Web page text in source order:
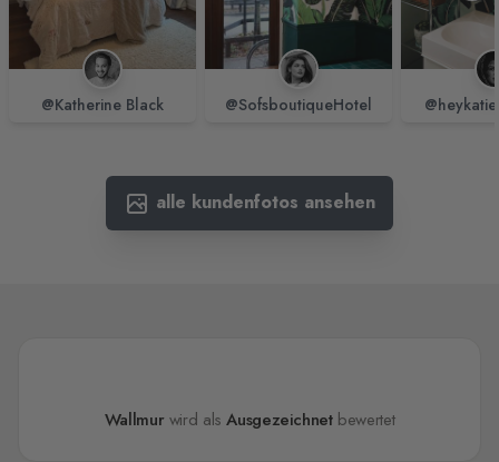
@Katherine Black @SofsboutiqueHotel
alle kundenfotos ansehen
Wallmur wird alsAusgezeichnetbewertet